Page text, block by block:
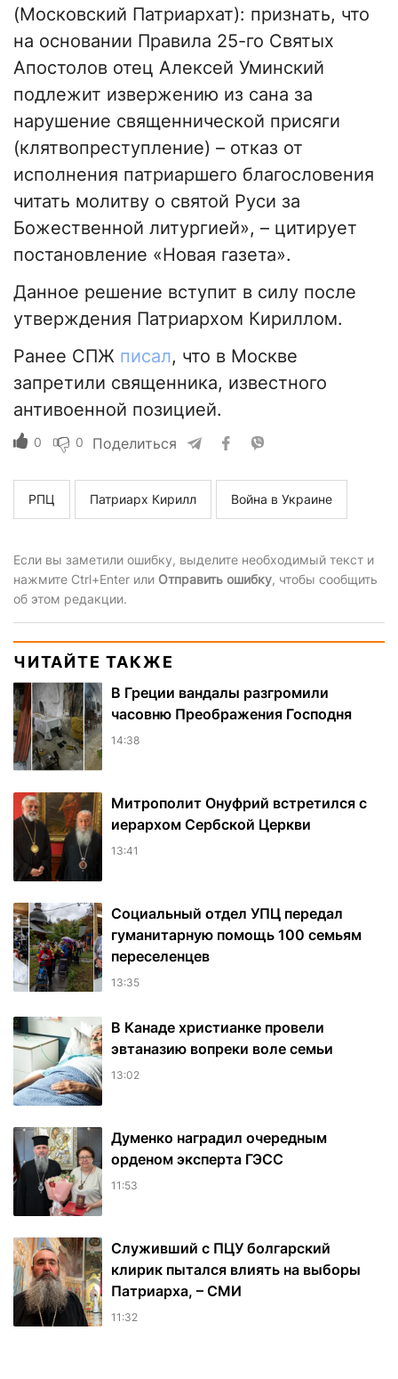
(Московский Патриархат): признать, что
на основании Правила 25-го Святых
Апостолов отец Алексей Уминский
подлежит извержению из сана за
нарушение священнической присяги
(клятвопреступление) – отказ от
исполнения патриаршего благословения
читать молитву о святой Руси за
Божественной литургией», – цитирует
постановление «Новая газета».
Данное решение вступит в силу после
утверждения Патриархом Кириллом.
Ранее СПЖ писал, что в Москве
запретили священника, известного
антивоенной позицией.
0 0 Поделиться
РПЦ Патриарх Кирилл Война в Украине
Если вы заметили ошибку, выделите необходимый текст и
нажмите Ctrl+Enter или Отправить ошибку, чтобы сообщить
об этом редакции.
ЧИТАЙТЕ ТАКЖЕ
В Греции вандалы разгромили
часовню Преображения Господня
14:38
Митрополит Онуфрий встретился с
иерархом Сербской Церкви
13:41
Социальный отдел УПЦ передал
гуманитарную помощь 100 семьям
переселенцев
13:35
В Канаде христианке провели
эвтаназию вопреки воле семьи
13:02
Думенко наградил очередным
орденом эксперта ГЭСС
11:53
Служивший с ПЦУ болгарский
клирик пытался влиять на выборы
Патриарха, – СМИ
11:32